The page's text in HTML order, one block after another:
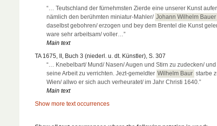
“… Teutschland der fürnehmsten Zierde eine unserer Kunst
nämlich den berühmten miniatur-Mahler/ Johann Wilhelm Bauer
daselbst gebohren/ erzogen und bey dem Brentel die Kunst
ware sehr arbeitsam/ voller…”
Main text
TA 1675, II, Buch 3 (niederl. u. dt. Künstler), S. 307
“… Knebelbart/ Mund/ Nasen/ Augen und Stirn zu zudecken/
seine Arbeit zu verrichten. Jezt-gemeldter Wilhelm Baur starbe
Wien/ allwo er sich auch verheuratet/ im Jahr Christi 1640.”
Main text
Show more text occurrences